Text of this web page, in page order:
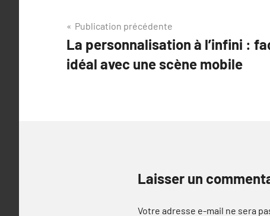
Navigation
de
l’article
Publication précédente
La personnalisation à l’infini :
idéal avec une scène mobile
Laisser un
Votre adresse e-mail ne sera